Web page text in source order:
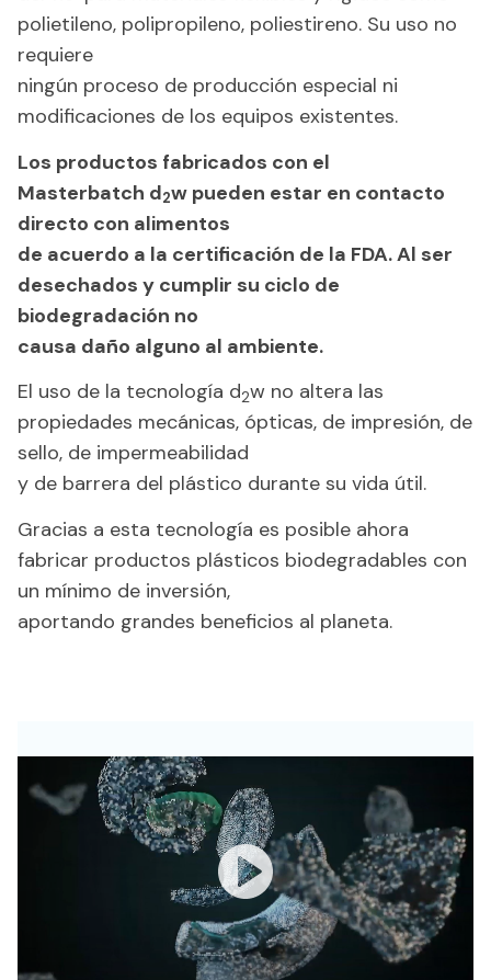
polietileno, polipropileno, poliestireno. Su uso no
requiere
ningún proceso de producción especial ni
modificaciones de los equipos existentes.
Los productos fabricados con el
Masterbatch d2w pueden estar en contacto
directo con alimentos
de acuerdo a la certificación de la FDA. Al ser
desechados y cumplir su ciclo de
biodegradación no
causa daño alguno al ambiente.
El uso de la tecnología d2w no altera las
propiedades mecánicas, ópticas, de impresión, de
sello, de impermeabilidad
y de barrera del plástico durante su vida útil.
Gracias a esta tecnología es posible ahora
fabricar productos plásticos biodegradables con
un mínimo de inversión,
aportando grandes beneficios al planeta.